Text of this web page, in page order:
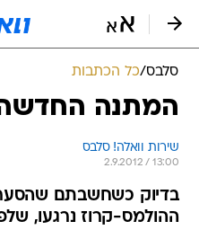
סלבס/כל הכתבות
המתנה החדשה
שירות וואלה! סלבס
2.9.2012 / 13:00
בדיוק כשחשבתם
ההולמס-קרוז נרגעו,